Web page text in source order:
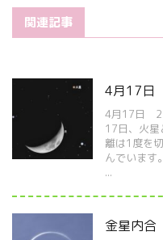
関連記事
4月17日
4月17日
17日、火星
離は1度を
んでいま
...
金星内